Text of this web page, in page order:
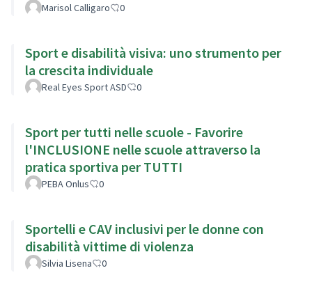
Marisol Calligaro 0
Sport e disabilità visiva: uno strumento per
la crescita individuale
Real Eyes Sport ASD 0
Sport per tutti nelle scuole - Favorire
l'INCLUSIONE nelle scuole attraverso la
pratica sportiva per TUTTI
PEBA Onlus 0
Sportelli e CAV inclusivi per le donne con
disabilità vittime di violenza
Silvia Lisena 0